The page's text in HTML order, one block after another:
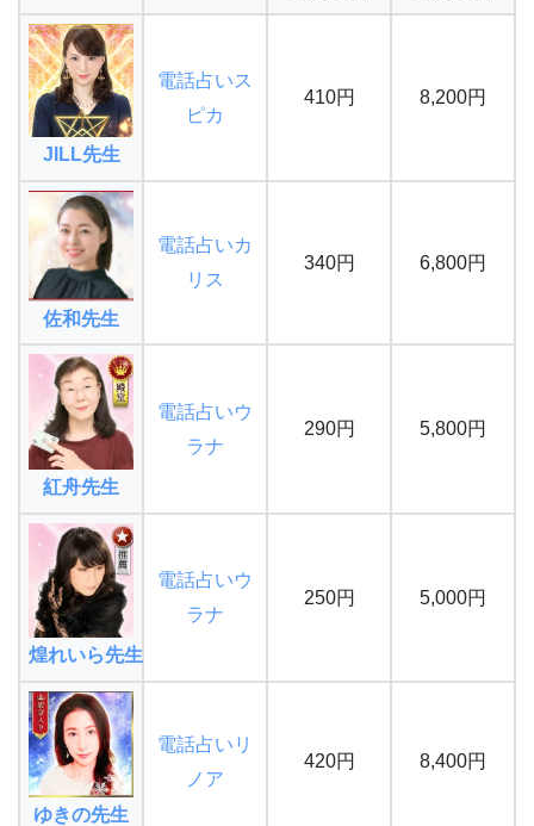
JILL先生
電話占いス
ピカ
410円 8,200円
佐和先生
電話占いカ
リス
340円 6,800円
紅舟先生
電話占いウ
ラナ
290円 5,800円
煌れいら先生
電話占いウ
ラナ
250円 5,000円
ゆきの先生
電話占いリ
ノア
420円 8,400円